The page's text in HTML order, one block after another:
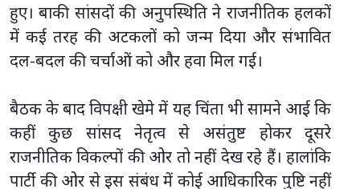
हुए। बाकी सांसदों की अनुपस्थिति ने राजनीतिक हलकों
में कई तरह की अटकलों को जन्म दिया और संभावित
दल-बदल की चर्चाओं को और हवा मिल गई।
बैठक के बाद विपक्षी खेमे में यह चिंता भी सामने आई कि
कहीं कुछ सांसद नेतृत्व से असंतुष्ट होकर दूसरे
राजनीतिक विकल्पों की ओर तो नहीं देख रहे हैं। हालांकि
पार्टी की ओर से इस संबंध में कोई आधिकारिक पुष्टि नहीं